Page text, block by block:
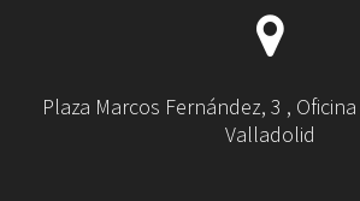
Plaza Marcos Fernández, 3 , Oficina
Valladolid